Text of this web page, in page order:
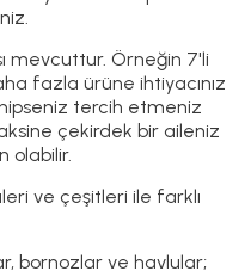
mevcuttur. Örneğin 7'li
fazla ürüne ihtiyacınız
tercih etmeniz
çekirdek bir aileniz
olabilir.
ve çeşitleri ile farklı
bornozlar ve havlular;